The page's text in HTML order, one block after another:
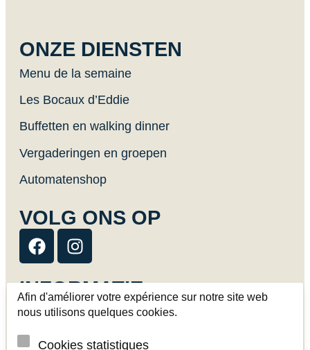
ONZE DIENSTEN
Menu de la semaine
Les Bocaux d’Eddie
Buffetten en walking dinner
Vergaderingen en groepen
Automatenshop
VOLG ONS OP
INFORMATIE
Afhaling en levering
Contact
Afin d'améliorer votre expérience sur notre site web
nous utilisons quelques cookies.
Cookies statistiques